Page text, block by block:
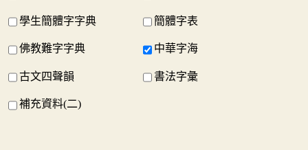
學生簡體字字典 簡體字表
佛教難字字典 中華字海
古文四聲韻 書法字彙
補充資料(二)